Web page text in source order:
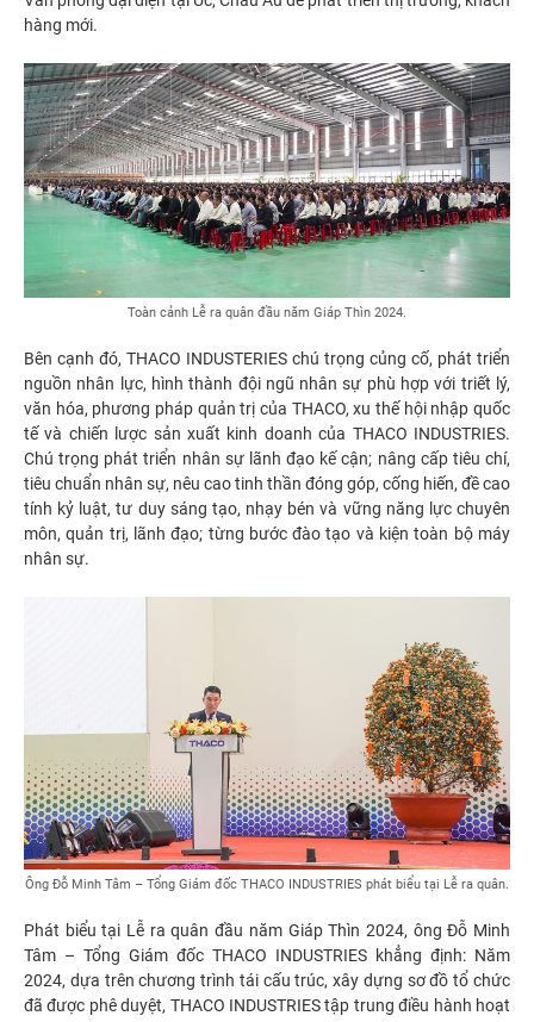
hàng mới.
Toàn cảnh Lễ ra quân đầu năm Giáp Thìn 2024.
Bên cạnh đó, THACO INDUSTERIES chú trọng củng cố, phát triển
nguồn nhân lực, hình thành đội ngũ nhân sự phù hợp với triết lý,
văn hóa, phương pháp quản trị của THACO, xu thế hội nhập quốc
tế và chiến lược sản xuất kinh doanh của THACO INDUSTRIES.
Chú trọng phát triển nhân sự lãnh đạo kế cận; nâng cấp tiêu chí,
tiêu chuẩn nhân sự, nêu cao tinh thần đóng góp, cống hiến, đề cao
tính kỷ luật, tư duy sáng tạo, nhạy bén và vững năng lực chuyên
môn, quản trị, lãnh đạo; từng bước đào tạo và kiện toàn bộ máy
nhân sự.
Ông Đỗ Minh Tâm – Tổng Giám đốc THACO INDUSTRIES phát biểu tại Lễ ra quân.
Phát biểu tại Lễ ra quân đầu năm Giáp Thìn 2024, ông Đỗ Minh
Tâm – Tổng Giám đốc THACO INDUSTRIES khẳng định: Năm
2024, dựa trên chương trình tái cấu trúc, xây dựng sơ đồ tổ chức
đã được phê duyệt, THACO INDUSTRIES tập trung điều hành hoạt